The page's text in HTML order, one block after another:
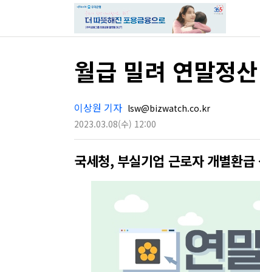
월급 밀려 연말정
이상원 기자 lsw@bizwatch.co.kr
2023.03.08(수) 12:00
국세청, 부실기업 근로자 개별환급